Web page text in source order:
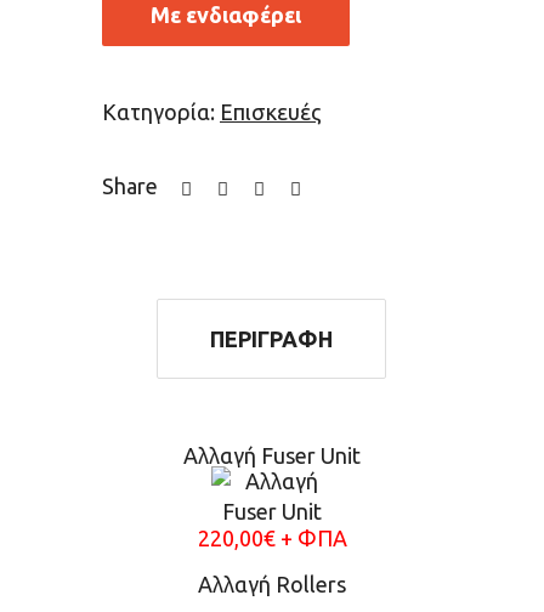
Με ενδιαφέρει
Κατηγορία: Επισκευές
Share
ΠΕΡΙΓΡΑΦΉ
Αλλαγή Fuser Unit
220,00€ + ΦΠΑ
Αλλαγή Rollers